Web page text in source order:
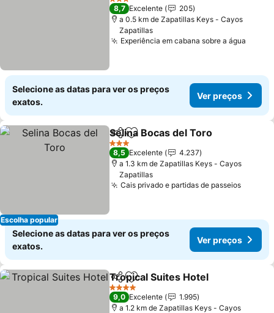
3 Estrelas
8,7 Excelente
205
a 0.5 km de Zapatillas Keys - Cayos
Zapatillas
Experiência em cabana sobre a água
Selecione as datas para ver os preços
exatos.
Ver preços
Escolha popular
PartilharAdicionar aos favoritos
Selina Bocas del Toro
3 Estrelas
8,5 Excelente
4.237
a 1.3 km de Zapatillas Keys - Cayos
Zapatillas
Cais privado e partidas de passeiosVer
Selecione as datas para ver os preços
exatos.
Ver preços
PartilharAdicionar aos favoritos
Tropical Suites Hotel
4 Estrelas
9,0 Excelente
1.995
a 1.2 km de Zapatillas Keys - Cayos